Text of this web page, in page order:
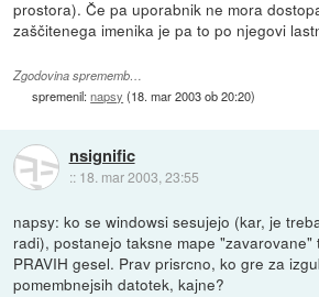
prostora). Če pa uporabnik ne mora
zaščitenega imenika je pa to po njegovi
Zgodovina sprememb…
spremenil:napsy (18. mar 2003 ob 20:20)
nsignific
:: 18. mar 2003, 23:55
napsy: ko se windowsi sesujejo (kar, je
radi), postanejo taksne mape "zavarovane"
PRAVIH gesel. Prav prisrcno, ko gre za
pomembnejsih datotek, kajne?